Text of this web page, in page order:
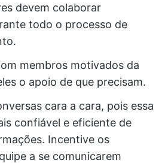
devem colaborar
todo o processo de
membros motivados da
o apoio de que precisam.
cara a cara, pois essa
confiável e eficiente de
Incentive os
a se comunicarem